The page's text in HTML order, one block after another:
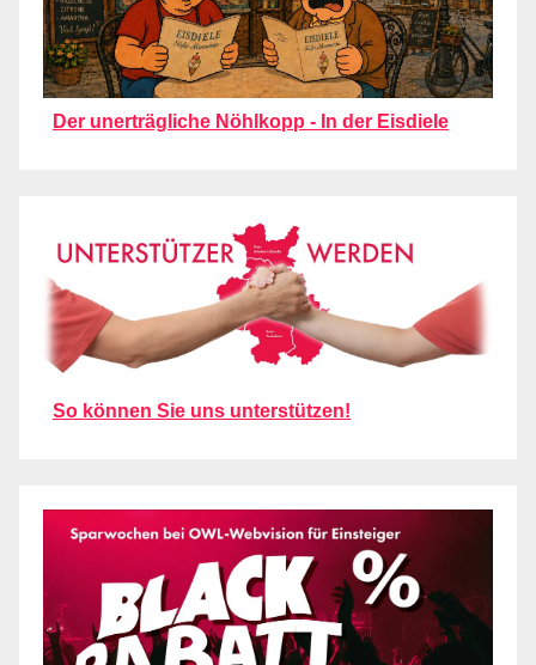
Der unerträgliche Nöhlkopp - In der Eisdiele
So können Sie uns unterstützen!